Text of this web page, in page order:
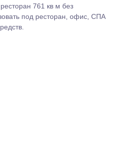
761 кв м без
под ресторан, офис, СПА